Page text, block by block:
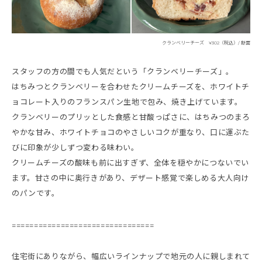
クランベリーチーズ ¥302（税込）/ 断面
スタッフの方の間でも人気だという「クランベリーチーズ」。
はちみつとクランベリーを合わせたクリームチーズを、ホワイトチ
ョコレート入りのフランスパン生地で包み、焼き上げています。
クランベリーのプリッとした食感と甘酸っぱさに、はちみつのまろ
やかな甘み、ホワイトチョコのやさしいコクが重なり、口に運ぶた
びに印象が少しずつ変わる味わい。
クリームチーズの酸味も前に出すぎず、全体を穏やかにつないでい
ます。甘さの中に奥行きがあり、デザート感覚で楽しめる大人向け
のパンです。
================================
住宅街にありながら、幅広いラインナップで地元の人に親しまれて